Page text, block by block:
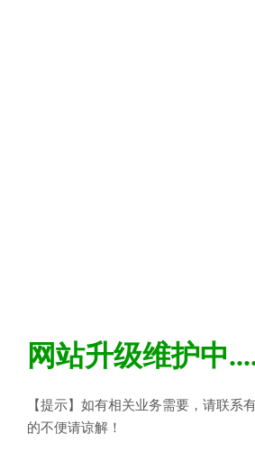
网站升级维护中
【提示】如有相关业务需要，请联系
的不便请谅解！